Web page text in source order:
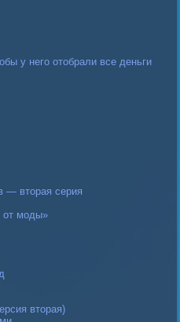
у него отобрали все деньги
— вторая серия
от моды»
вторая)